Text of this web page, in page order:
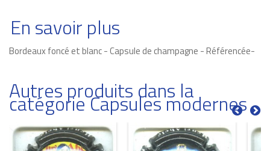
En savoir plus
Bordeaux foncé et blanc - Capsule de champagne - Référencée-
Autres produits dans la
catégorie Capsules modernes